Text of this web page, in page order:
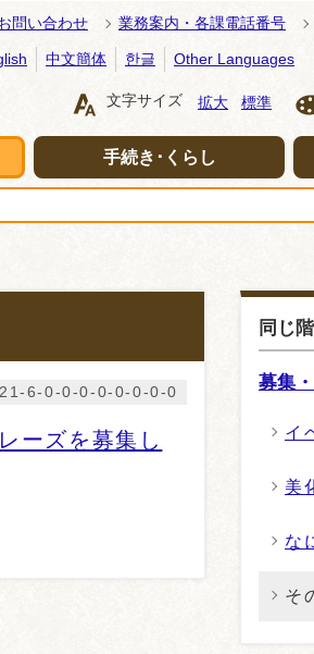
問い合わせ 業務案内・各課電話番号
中文簡体 한글 Other Languages
文字サイズ 拡大 標準
手続き･くらし
6-0-0-0-0-0-0-0-0
ーズを募集し
同じ
募集
イ
美
な
そ